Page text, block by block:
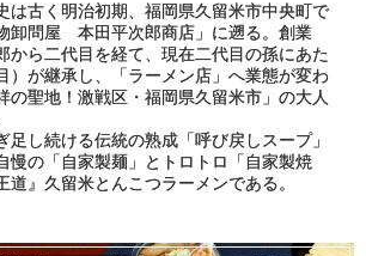
は古く明治初期、福岡県久留米市中央町で
卸問屋 本田平次郎商店」に遡る。創業
から二代目を経て、現在二代目の孫にあた
）が継承し、「ラーメン店」へ業態が変わ
の聖地！激戦区・福岡県久留米市」の大人
足し続ける伝統の熟成「呼び戻しスープ」
慢の「自家製麺」とトロトロ「自家製焼
道』久留米とんこつラーメンである。